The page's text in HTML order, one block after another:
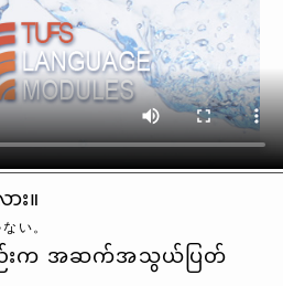
း။
い。
ည်းက အဆက်အသွယ်ပြတ်